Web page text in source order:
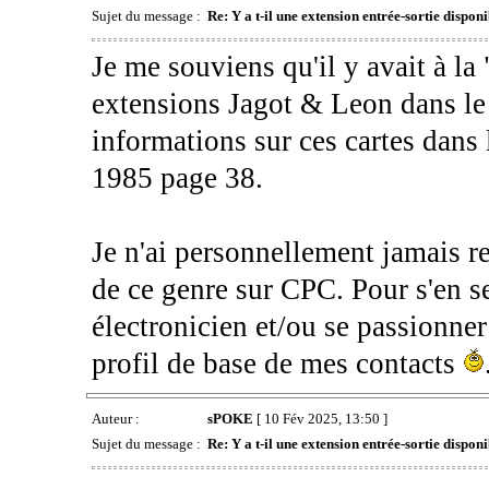
Sujet du message : Re: Y a t-il une extension entrée-sortie
Je me souviens qu'il y avait à la
extensions Jagot & Leon dans
informations sur ces cartes
1985 page 38.
Je n'ai personnellement jamais
de ce genre sur CPC. Pour s'en
électronicien et/ou se
profil de base de mes contacts
Auteur : sPOKE [ 10 Fév 2025, 13:50 ]
Sujet du message : Re: Y a t-il une extension entrée-sortie